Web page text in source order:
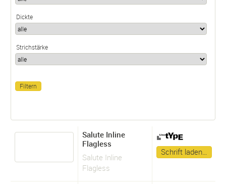
Dickte
Strichstärke
Salute Inline
Flagless
Salute Inline
Flagless
Schrift laden…